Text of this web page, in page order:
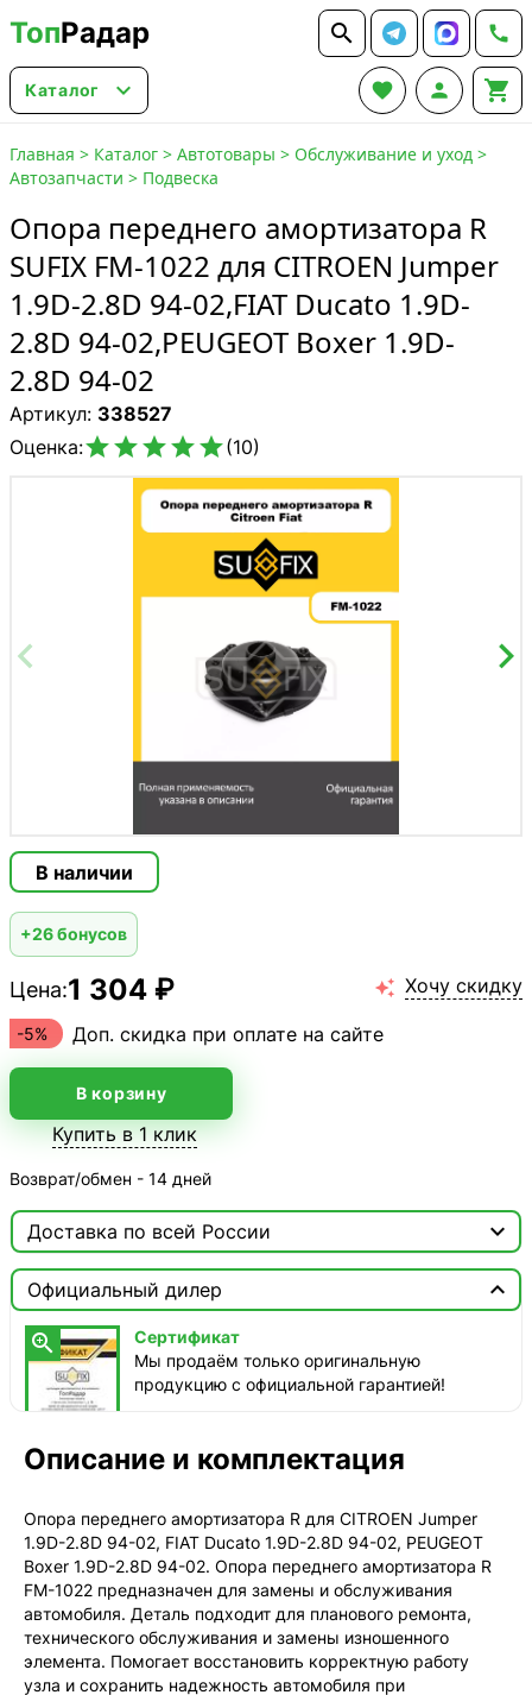
ТопРадар  
Каталог    
Главная > Каталог > Автотовары > Обслуживание и уход >
Автозапчасти > Подвеска
Опора переднего амортизатора R
SUFIX FM-1022 для CITROEN Jumper
1.9D-2.8D 94-02,FIAT Ducato 1.9D-
2.8D 94-02,PEUGEOT Boxer 1.9D-
2.8D 94-02
Артикул: 338527
Оценка:(10)
В наличии
+26 бонусов
Цена:1 304 ₽  Хочу скидку
-5% Доп. скидка при оплате на сайте
В корзину
Купить в 1 клик
Возврат/обмен - 14 дней
Доставка по всей России 
 Москва
ТопРадар — Курьер
сегодня, от 350 ₽
ТопРадар — Самовывоз
сегодня, бесплатно
СДЭК — Курьер
1-3 дня, от 385 ₽
Официальный дилер


Сертификат
Мы продаём только оригинальную
продукцию с официальной гарантией!
Описание и комплектация
Опора переднего амортизатора R для CITROEN Jumper
1.9D-2.8D 94-02, FIAT Ducato 1.9D-2.8D 94-02, PEUGEOT
Boxer 1.9D-2.8D 94-02. Опора переднего амортизатора R
FM-1022 предназначен для замены и обслуживания
автомобиля. Деталь подходит для планового ремонта,
технического обслуживания и замены изношенного
элемента. Помогает восстановить корректную работу
узла и сохранить надежность автомобиля при